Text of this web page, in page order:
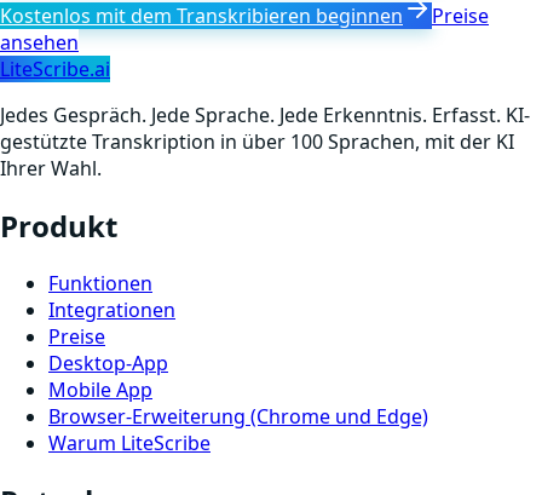
Kostenlos mit dem Transkribieren beginnen
Preise
ansehen
LiteScribe.ai
Jedes Gespräch. Jede Sprache. Jede Erkenntnis. Erfasst. KI-
gestützte Transkription in über 100 Sprachen, mit der KI
Ihrer Wahl.
Produkt
Funktionen
Integrationen
Preise
Desktop-App
Mobile App
Browser-Erweiterung (Chrome und Edge)
Warum LiteScribe